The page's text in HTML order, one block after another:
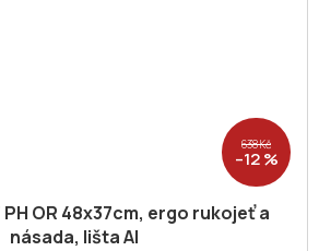
638 Kč
–12 %
OR 48x37cm, ergo rukojeť a
násada, lišta Al